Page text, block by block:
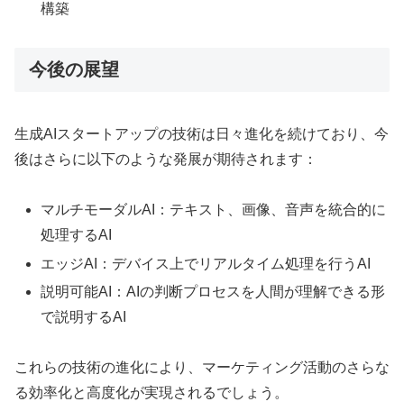
構築
今後の展望
生成AIスタートアップの技術は日々進化を続けており、今
後はさらに以下のような発展が期待されます：
マルチモーダルAI：テキスト、画像、音声を統合的に
処理するAI
エッジAI：デバイス上でリアルタイム処理を行うAI
説明可能AI：AIの判断プロセスを人間が理解できる形
で説明するAI
これらの技術の進化により、マーケティング活動のさらな
る効率化と高度化が実現されるでしょう。